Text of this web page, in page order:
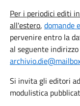
Per i periodici editi
all'estero, domande
pervenire entro la
al seguente
Si invita gli editori
modulistica